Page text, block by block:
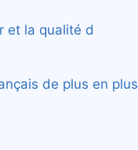
et la qualité d
de plus en plus